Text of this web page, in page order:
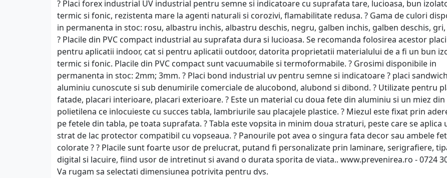
? Placi forex industrial UV industrial pentru semne si indicatoare cu suprafata tare, lucioasa, bun
termic si fonic, rezistenta mare la agenti naturali si corozivi, flamabilitate redusa. ? Gama de culori
in permanenta in stoc: rosu, albastru inchis, albastru deschis, negru, galben inchis, galben deschis, gri,
? Placile din PVC compact industrial au suprafata dura si lucioasa. Se recomanda folosirea acestor
pentru aplicatii indoor, cat si pentru aplicatii outdoor, datorita proprietatii materialului de a fi un bun
termic si fonic. Placile din PVC compact sunt vacuumabile si termoformabile. ? Grosimi disponibile in
permanenta in stoc: 2mm; 3mm. ? Placi bond industrial uv pentru semne si indicatoare ? placi sandwich
aluminiu cunoscute si sub denumirile comerciale de alucobond, alubond si dibond. ? Utilizate pentru
fatade, placari interioare, placari exterioare. ? Este un material cu doua fete din aluminiu si un miez din
polietilena ce inlocuieste cu succes tabla, lambriurile sau placajele plastice. ? Miezul este fixat prin
pe fetele din tabla, pe toata suprafata. ? Tabla este vopsita in minim doua straturi, peste care se aplica
strat de lac protector compatibil cu vopseaua. ? Panourile pot avea o singura fata decor sau ambele
colorate ? ? Placile sunt foarte usor de prelucrat, putand fi personalizate prin laminare, serigrafiere,
digital si lacuire, fiind usor de intretinut si avand o durata sporita de viata.. www.prevenirea.ro - 0724
Va rugam sa selectati dimensiunea potrivita pentru dvs.